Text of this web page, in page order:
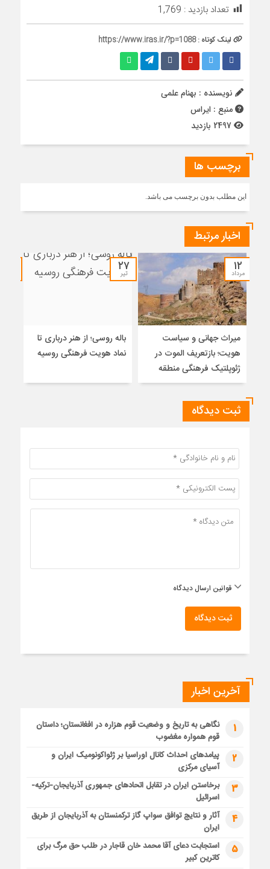
تعداد بازدید : 1,769
لینک کوتاه :https://www.iras.ir/?p=1088
نویسنده : بهنام علمی
منبع : ایراس
برچسب ها
این مطلب بدون برچسب می باشد.
اخبار مرتبط
۱۲
مرداد
میراث جهانی و سیاست
هویت؛ بازتعریف الموت در
ژئوپلتیک فرهنگی منطقه
۲۷
تیر
باله روسی؛ از هنر درباری تا
نماد هویت فرهنگی روسیه
ثبت دیدگاه
قوانین ارسال دیدگاه
ثبت دیدگاه
آخرین اخبار
1
نگاهی به تاریخ و وضعیت قوم هزاره در افغانستان؛ داستان
قوم همواره مغضوب
2
پیامدهای احداث کانال اوراسیا بر ژئواکونومیک ایران و
آسیای مرکزی
3
برخاستن ایران در تقابل اتحادهای جمهوری آذربایجان-ترکیه-
اسرائیل
4
آثار و نتایج توافق سواپ گاز ترکمنستان به آذربایجان از طریق
ایران
5
استجابت دعای آقا محمد خان قاجار در طلب حق مرگ برای
کاترین کبیر